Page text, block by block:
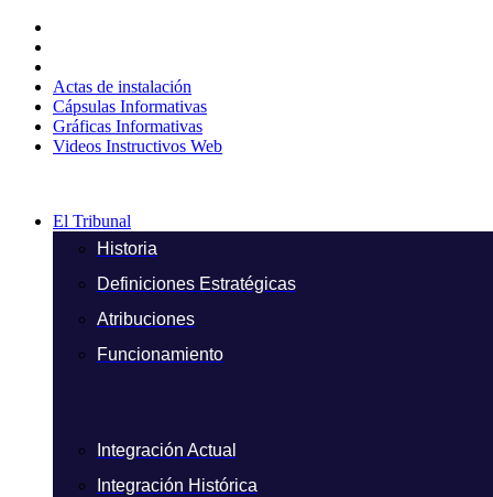
contenido
Actas de instalación
Cápsulas Informativas
Gráficas Informativas
Videos Instructivos Web
El Tribunal
Historia
Definiciones Estratégicas
Atribuciones
Funcionamiento
Integración Actual
Integración Histórica